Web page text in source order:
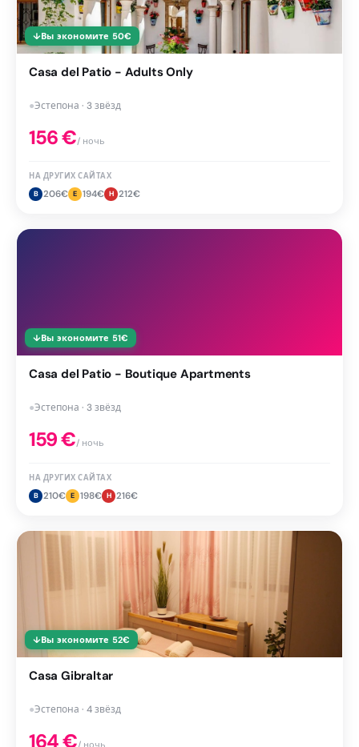
↓Вы экономите 50€
Casa del Patio - Adults Only
●Эстепона · 3 звёзд
156€/ ночь
НА ДРУГИХ САЙТАХ
B 206€ E 194€ H 212€
↓Вы экономите 51€
Casa del Patio - Boutique Apartments
●Эстепона · 3 звёзд
159€/ ночь
НА ДРУГИХ САЙТАХ
B 210€ E 198€ H 216€
↓Вы экономите 52€
Casa Gibraltar
●Эстепона · 4 звёзд
164€/ ночь